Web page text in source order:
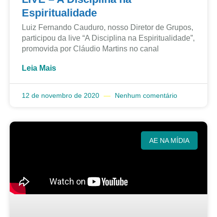
Espiritualidade
Luiz Fernando Cauduro, nosso Diretor de Grupos,
participou da live “A Disciplina na Espiritualidade”,
promovida por Cláudio Martins no canal
Leia Mais
12 de novembro de 2020 Nenhum comentário
AE NA MÍDIA